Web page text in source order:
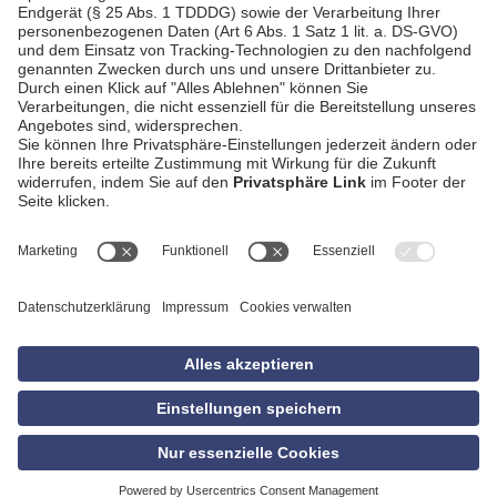
AGB
Datenschutzerklärung
Empfang
Privatsphäre